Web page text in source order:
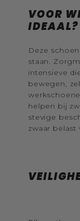
VOOR
IDEAAL?
Deze
staan.
intensieve
bewegen,
helpen bij
stevige
zwaar